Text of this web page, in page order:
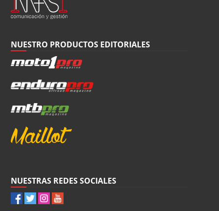
NUESTRO PRODUCTOS EDITORIALES
NUESTRAS REDES SOCIALES